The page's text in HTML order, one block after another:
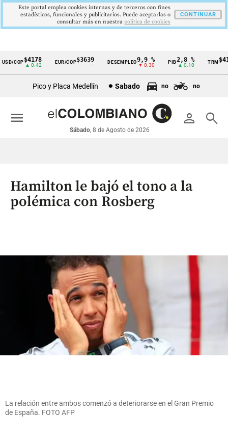
Cintillo
económicos
Colombia
COP$4178
▲ 0.42
EUR/COP$3639 DESEMPLEO 9,9 %
▼ 0.30
PIB2,8 %
▲ 0.10
TRM
Pico y Placa Medellín Sabado no no
person search
Sábado, 8 de Agosto de 2026
menu
Hamilton le bajó el tono a la
polémica con Rosberg
La relación entre ambos comenzó a deteriorarse en el Gran Premio
de España. FOTO AFP
Este portal emplea cookies internas y de terceros con fines
estadísticos, funcionales y publicitarios. Puede aceptarlas o
consultar más en nuestra politica de cookies
CONTINUAR